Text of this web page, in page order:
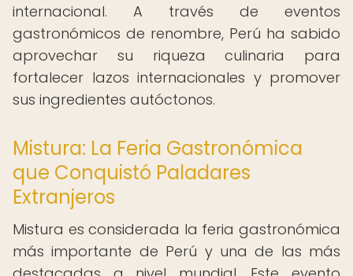
internacional. A través de eventos
gastronómicos de renombre, Perú ha sabido
aprovechar su riqueza culinaria para
fortalecer lazos internacionales y promover
sus ingredientes autóctonos.
Mistura: La Feria Gastronómica
que Conquistó Paladares
Extranjeros
Mistura es considerada la feria gastronómica
más importante de Perú y una de las más